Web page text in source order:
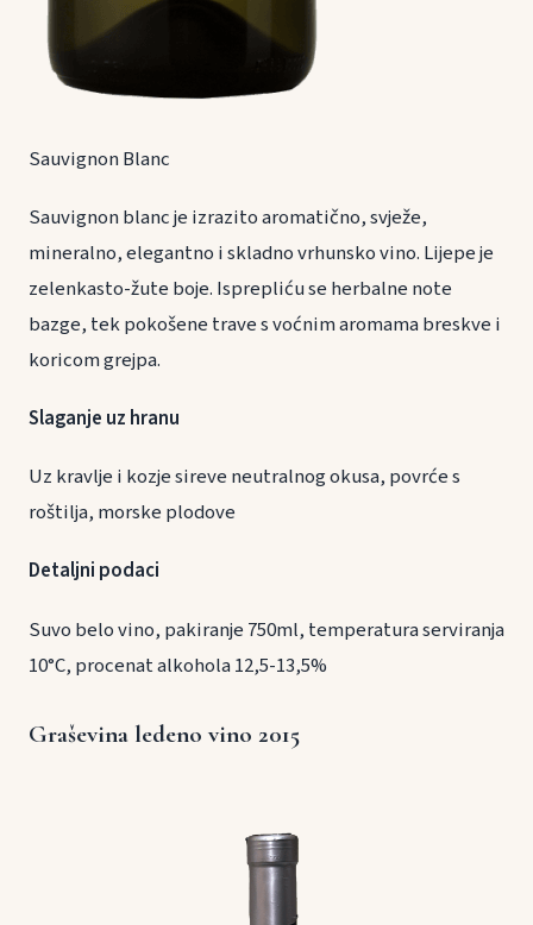
Sauvignon Blanc
Sauvignon blanc je izrazito aromatično, svježe,
mineralno, elegantno i skladno vrhunsko vino. Lijepe je
zelenkasto-žute boje. Isprepliću se herbalne note
bazge, tek pokošene trave s voćnim aromama breskve i
koricom grejpa.
Slaganje uz hranu
Uz kravlje i kozje sireve neutralnog okusa, povrće s
roštilja, morske plodove
Detaljni podaci
Suvo belo vino, pakiranje 750ml, temperatura serviranja
10°C, procenat alkohola 12,5-13,5%
Graševina ledeno vino 2015